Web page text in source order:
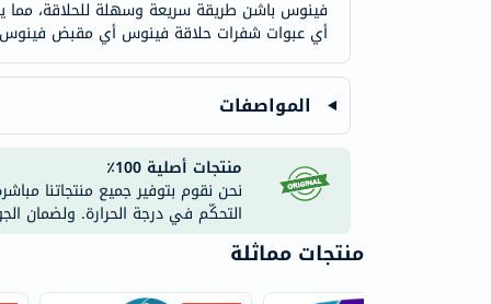
فينوس باشن طريقة سريعة وسهلة للحلاقة، مما
أي عبوات شفرات حلاقة فينوس أي مقبض فينوس
المواصفات
منتجات أصلية 100٪
نحن نقوم بتوفير جميع منتجاتنا
التحكّم في درجة الحرارة. ولضمان
منتجات مماثلة